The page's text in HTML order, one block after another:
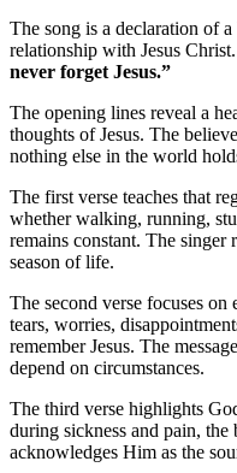
The song is a declaration of a
relationship with Jesus
never forget Jesus.”
The opening lines reveal a
thoughts of Jesus. The
nothing else in the world
The first verse teaches that
whether walking, running,
remains constant. The singer
season of life.
The second verse focuses
tears, worries,
remember Jesus. The
depend on circumstances.
The third verse highlights
during sickness and pain, the
acknowledges Him as the